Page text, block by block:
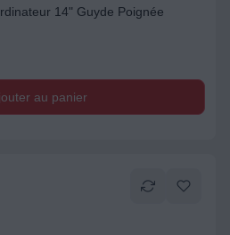
14" Guyde Poignée
au panier